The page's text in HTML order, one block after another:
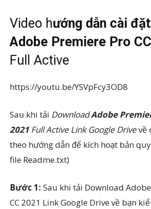
Video hướng dẫn cài đặt
Adobe Premiere Pro
Full Active
https://youtu.be/YSVpFcy3OD8
Sau khi tải DownloadAdobe
2021 Full Active Link Google Drivevề
theo hướng dẫn để kích hoạt bản
file Readme.txt)
Bước 1: Sau khi tải Download
CC 2021 Link Google Drive về bạn